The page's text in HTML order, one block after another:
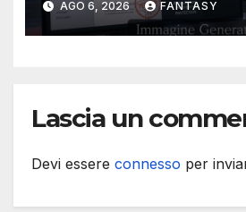
AGO 6, 2026 FANTASY
Lascia un
Devi essere connesso per